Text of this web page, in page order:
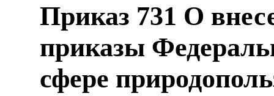
Приказ 731 О
приказы
сфере